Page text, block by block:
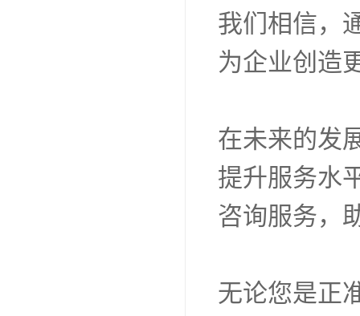
我们相信，
为企业创造
在未来的发
提升服务水
咨询服务，
无论您是正